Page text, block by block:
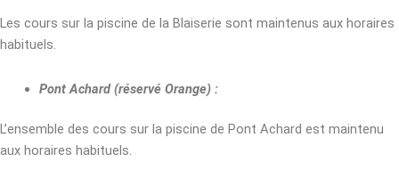
Les cours sur la piscine de la Blaiserie sont maintenus aux horaires
habituels.
Pont Achard (réservé Orange) :
L’ensemble des cours sur la piscine de Pont Achard est maintenu
aux horaires habituels.